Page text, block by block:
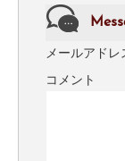
メールアドレ
コメント